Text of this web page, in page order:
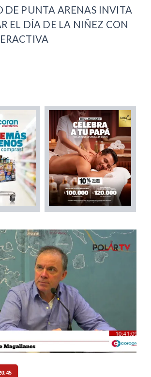
DE PUNTA ARENAS INVITA
EL DÍA DE LA NIÑEZ CON